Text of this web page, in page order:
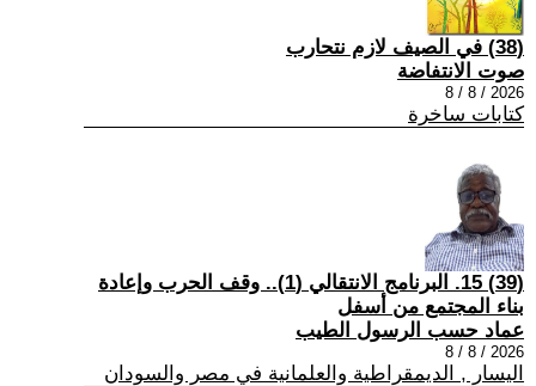
(38) في الصيف لازم نتحارب
صوت الانتفاضة
2026 / 8 / 8
كتابات ساخرة
(39) 15. البرنامج الانتقالي (1).. وقف الحرب وإعادة
بناء المجتمع من أسفل
عماد حسب الرسول الطيب
2026 / 8 / 8
اليسار , الديمقراطية والعلمانية في مصر والسودان